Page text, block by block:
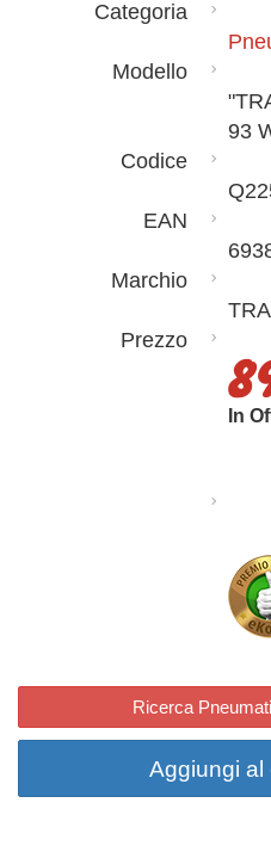
Categoria
Modello
93
Codice
EAN
Marchio
Prezzo
In
Ricerca
Aggiungi al